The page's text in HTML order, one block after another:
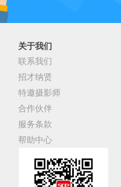
关于我们
联系我们
招才纳贤
特邀摄影师
合作伙伴
服务条款
帮助中心